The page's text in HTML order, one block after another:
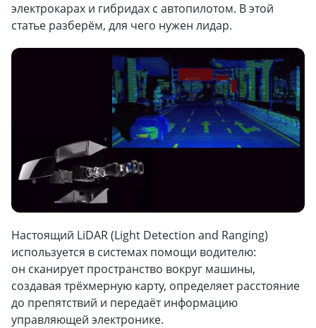
электрокарах и гибридах с автопилотом. В этой
статье разберём, для чего нужен лидар.
Настоящий LiDAR (Light Detection and Ranging)
используется в системах помощи водителю:
он сканирует пространство вокруг машины,
создавая трёхмерную карту, определяет расстояние
до препятствий и передаёт информацию
управляющей электронике.